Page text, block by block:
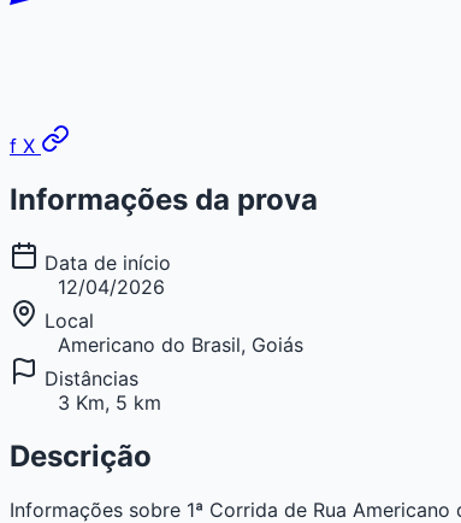
f X
Informações da prova
Data de início
12/04/2026
Local
Americano do Brasil, Goiás
Distâncias
3 Km, 5 km
Descrição
Informações sobre 1ª Corrida de Rua